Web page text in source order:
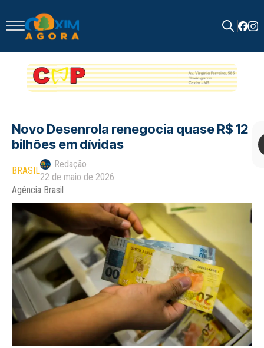
for:
Novo Desenrola renegocia quase R$ 12
bilhões em dívidas
BRASIL
Redação
22 de maio de 2026
Agência Brasil